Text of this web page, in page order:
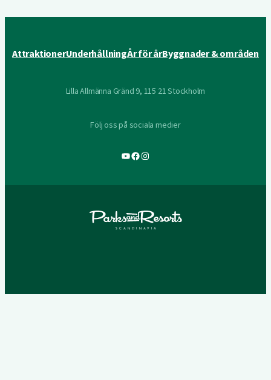
AttraktionerUnderhållningÅr för årByggnader & områden
Lilla Allmänna Gränd 9, 115 21 Stockholm
Följ oss på sociala medier
YouTube
Facebook
Instagram